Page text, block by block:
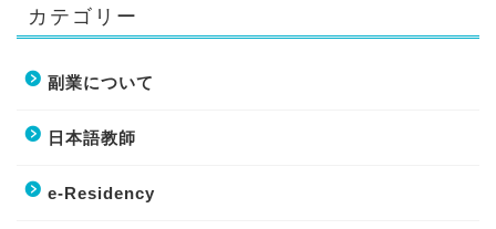
カテゴリー
副業について
日本語教師
e-Residency